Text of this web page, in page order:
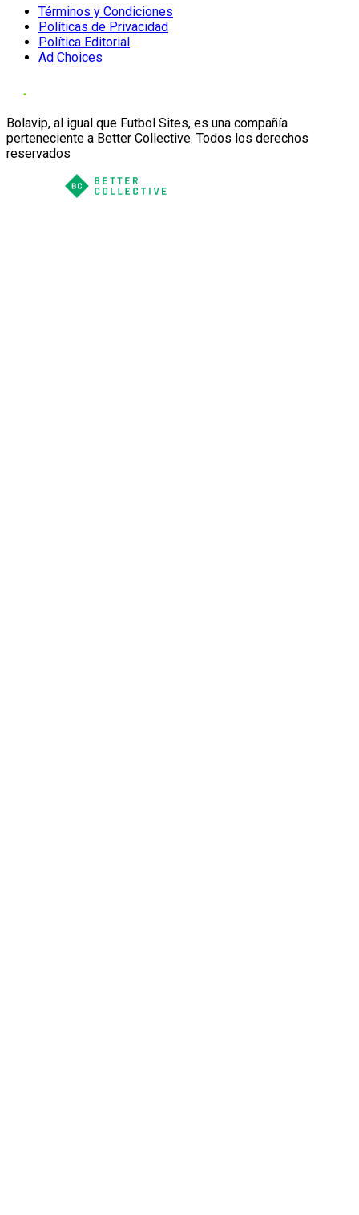
Términos y Condiciones
Políticas de Privacidad
Política Editorial
Ad Choices
Bolavip, al igual que Futbol Sites, es una compañía
perteneciente a Better Collective. Todos los derechos
reservados